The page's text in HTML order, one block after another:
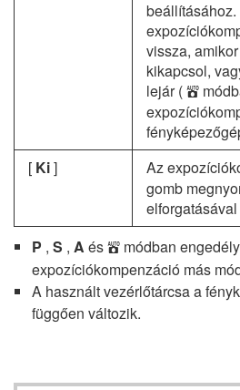
beállításához.
vissza,
kikapcsol,
lejár ( b
[ Ki] Az
gomb
P , S , A és b módban
expozíciókompenzáció más
A használt vezérlőtárcsa a
függően változik.